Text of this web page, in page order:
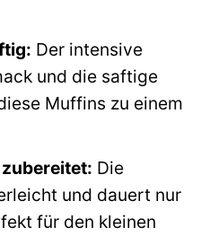
Der intensive
und die saftige
Muffins zu einem
Die
und dauert nur
für den kleinen